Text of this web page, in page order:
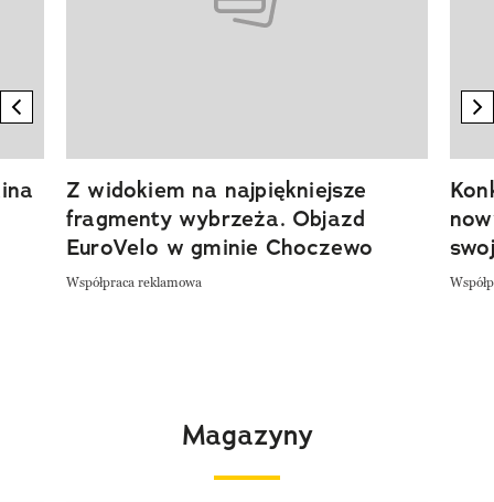
previous element
Z widokiem na najpiękniejsze
fragmenty wybrzeża. Objazd
EuroVelo w gminie Choczewo
Współpraca reklamowa
Magazyny